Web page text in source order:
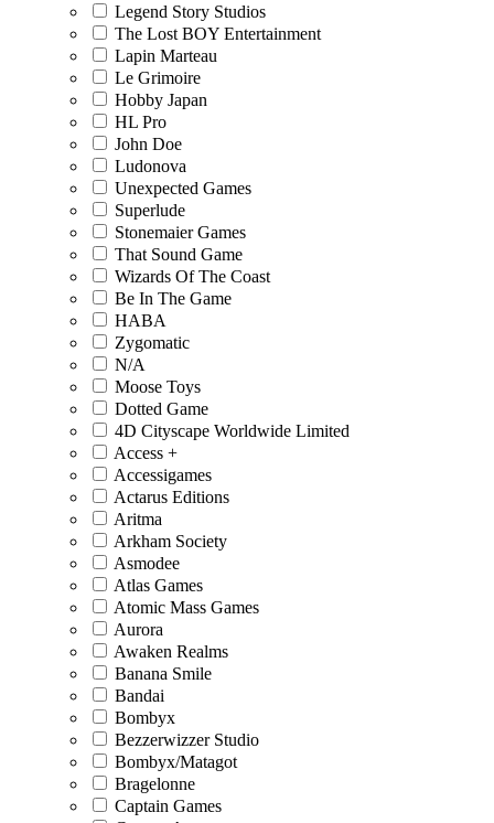
Legend Story Studios
The Lost BOY Entertainment
Lapin Marteau
Le Grimoire
Hobby Japan
HL Pro
John Doe
Ludonova
Unexpected Games
Superlude
Stonemaier Games
That Sound Game
Wizards Of The Coast
Be In The Game
HABA
Zygomatic
N/A
Moose Toys
Dotted Game
4D Cityscape Worldwide Limited
Access +
Accessigames
Actarus Editions
Aritma
Arkham Society
Asmodee
Atlas Games
Atomic Mass Games
Aurora
Awaken Realms
Banana Smile
Bandai
Bombyx
Bezzerwizzer Studio
Bombyx/Matagot
Bragelonne
Captain Games